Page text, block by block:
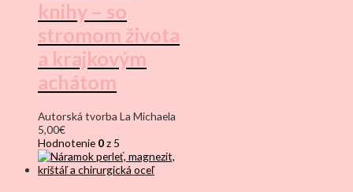
knihy – so
stromom života
a krajkovým
achátom
Autorská tvorba La Michaela
5,00€
Hodnotenie 0z 5